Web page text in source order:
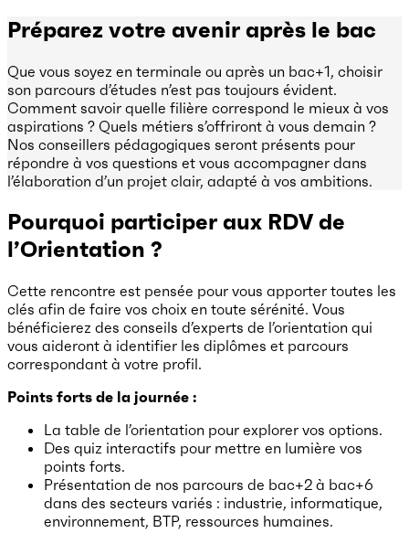
Préparez votre avenir après le bac
Que vous soyez en terminale ou après un bac+1, choisir
son parcours d’études n’est pas toujours évident.
Comment savoir quelle filière correspond le mieux à vos
aspirations ? Quels métiers s’offriront à vous demain ?
Nos conseillers pédagogiques seront présents pour
répondre à vos questions et vous accompagner dans
l’élaboration d’un projet clair, adapté à vos ambitions.
Pourquoi participer aux RDV de
l’Orientation ?
Cette rencontre est pensée pour vous apporter toutes les
clés afin de faire vos choix en toute sérénité. Vous
bénéficierez des conseils d’experts de l’orientation qui
vous aideront à identifier les diplômes et parcours
correspondant à votre profil.
Points forts de la journée :
La table de l’orientation pour explorer vos options.
Des quiz interactifs pour mettre en lumière vos
points forts.
Présentation de nos parcours de bac+2 à bac+6
dans des secteurs variés : industrie, informatique,
environnement, BTP, ressources humaines.